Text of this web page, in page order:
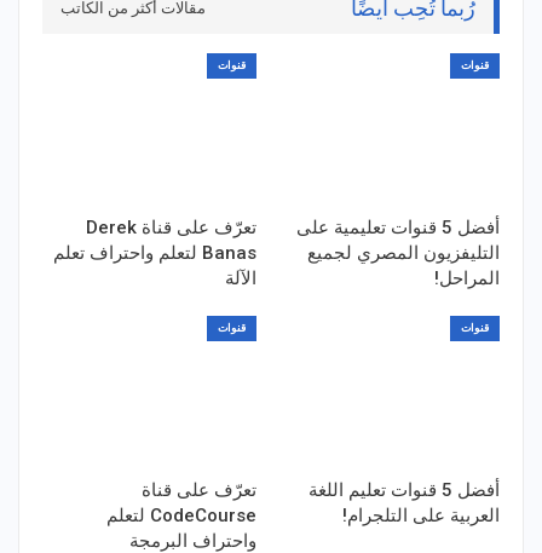
رُبما تُحِب أيضًا مقالات أكثر من الكاتب
قنوات
أفضل 5 قنوات تعليمية على
التليفزيون المصري لجميع
المراحل!
قنوات
تعرّف على قناة Derek
Banas لتعلم واحتراف تعلم
الآلة
قنوات
أفضل 5 قنوات تعليم اللغة
العربية على التلجرام!
قنوات
تعرّف على قناة
CodeCourse لتعلم
واحتراف البرمجة